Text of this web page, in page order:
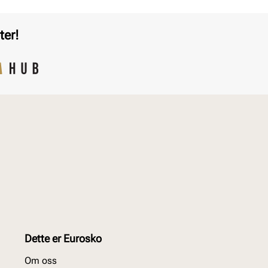
Dette er Eurosko
Om oss